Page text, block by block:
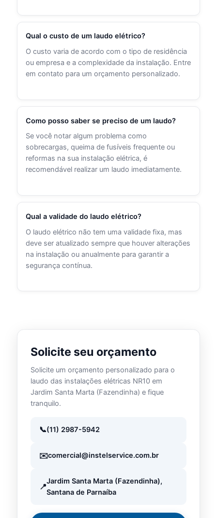
Qual o custo de um laudo elétrico?
O custo varia de acordo com o tipo de residência
ou empresa e a complexidade da instalação. Entre
em contato para um orçamento personalizado.
Como posso saber se preciso de um laudo?
Se você notar algum problema como
sobrecargas, queima de fusíveis frequente ou
reformas na sua instalação elétrica, é
recomendável realizar um laudo imediatamente.
Qual a validade do laudo elétrico?
O laudo elétrico não tem uma validade fixa, mas
deve ser atualizado sempre que houver alterações
na instalação ou anualmente para garantir a
segurança contínua.
Solicite seu orçamento
Solicite um orçamento personalizado para o
laudo das instalações elétricas NR10 em
Jardim Santa Marta (Fazendinha) e fique
tranquilo.
(11) 2987-5942
comercial@instelservice.com.br
Jardim Santa Marta (Fazendinha),
Santana de Parnaíba